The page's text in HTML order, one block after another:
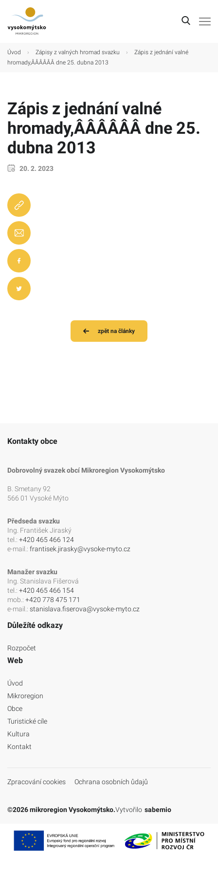
Úvod › Zápisy z valných hromad svazku ›
Zápis z jednání valné
hromady,ÂÂÂÂÂÂ dne 25. dubna 2013
Zápis z jednání valné
hromady,ÂÂÂÂÂÂ dne 25.
dubna 2013
20. 2. 2023
zpět na články
Kontakty obce
Dobrovolný svazek obcí Mikroregion Vysokomýtsko
B. Smetany 92
566 01 Vysoké Mýto
Předseda svazku
Ing. František Jiraský
tel.: +420 465 466 124
e-mail.: frantisek.jirasky@vysoke-myto.cz
Manažer svazku
Ing. Stanislava Fišerová
tel.: +420 465 466 154
mob.: +420 778 475 171
e-mail.: stanislava.fiserova@vysoke-myto.cz
Důležíté odkazy
Rozpočet
Web
Úvod
Mikroregion
Obce
Turistické cíle
Kultura
Kontakt
Zpracování cookies Ochrana osobních ůdajů
©2026 mikroregion Vysokomýtsko.Vytvořilo sabemio
Úvod
Mikroregion
Turistické cíle
Kultura
Kontakt